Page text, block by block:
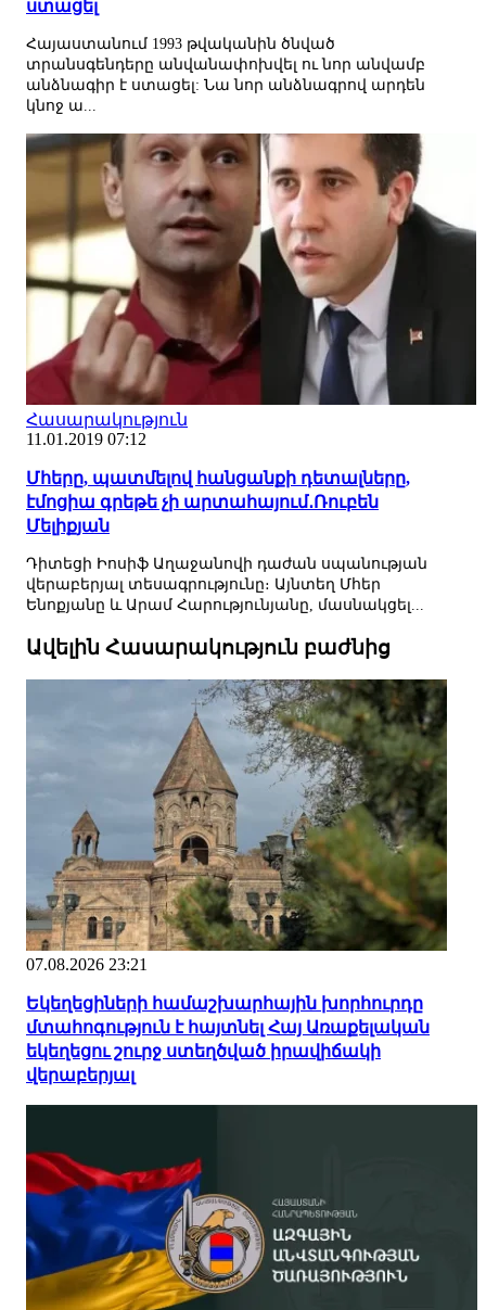
ստացել
Հայաստանում 1993 թվականին ծնված
տրանսգենդերը անվանափոխվել ու նոր անվամբ
անձնագիր է ստացել: Նա նոր անձնագրով արդեն
կնոջ ա...
Հասարակություն
11.01.2019 07:12
Մհերը, պատմելով հանցանքի դետալները,
էմոցիա գրեթե չի արտահայում․Ռուբեն
Մելիքյան
Դիտեցի Իոսիֆ Աղաջանովի դաժան սպանության
վերաբերյալ տեսագրությունը։ Այնտեղ Մհեր
Ենոքյանը և Արամ Հարությունյանը, մասնակցել...
Ավելին Հասարակություն բաժնից
07.08.2026 23:21
Եկեղեցիների համաշխարհային խորհուրդը
մտահոգություն է հայտնել Հայ Առաքելական
եկեղեցու շուրջ ստեղծված իրավիճակի
վերաբերյալ